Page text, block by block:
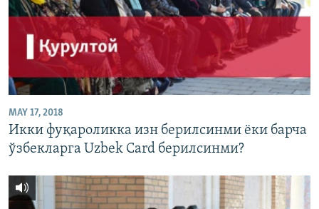
MAY 17, 2018
Икки фуқароликка изн берилсинми ëки барча
ўзбекларга Uzbek Card берилсинми?